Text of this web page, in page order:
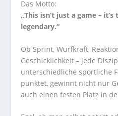
Das Motto:
„This isn’t just a game –
legendary.“
Ob Sprint, Wurfkraft,
Geschicklichkeit – jede
unterschiedliche sportliche
punktet, gewinnt nicht nur
auch einen festen Platz in